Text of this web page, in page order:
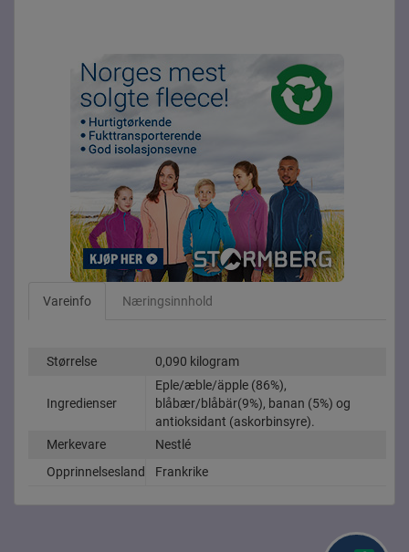
Vareinfo Næringsinnhold
Størrelse 0,090 kilogram
Ingredienser
Eple/æble/äpple (86%),
blåbær/blåbär(9%), banan (5%) og
antioksidant (askorbinsyre).
Merkevare
Nestlé
Opprinnelsesland
Frankrike